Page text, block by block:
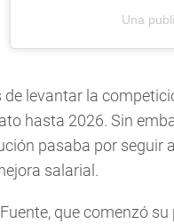
Una
de levantar la
hasta 2026. Sin
pasaba por seguir
salarial.
que comenzó